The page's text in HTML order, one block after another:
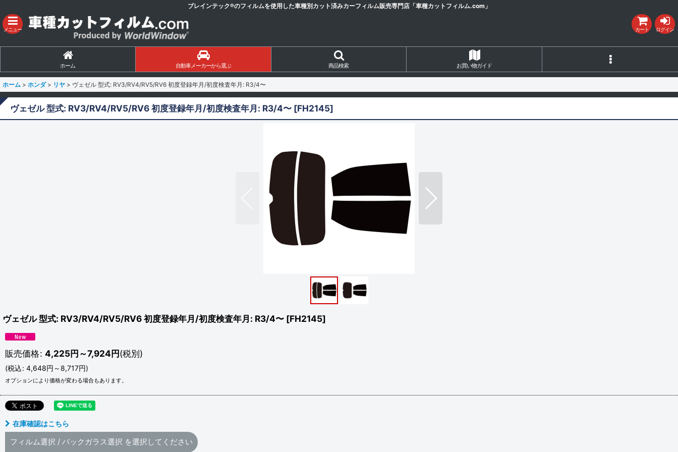
ブレインテック®のフィルムを使用した車種別カット済みカーフィルム販売専門店「車種カットフィルム.com」
メニュー カート ログイン
ホーム 自動車メーカーから選ぶ 商品検索 お買い物ガイド
ホーム > ホンダ > リヤ > ヴェゼル 型式: RV3/RV4/RV5/RV6 初度登録年月/初度検査年月: R3/4〜
ヴェゼル 型式: RV3/RV4/RV5/RV6 初度登録年月/初度検査年月: R3/4〜 [FH2145]
ヴェゼル 型式: RV3/RV4/RV5/RV6 初度登録年月/初度検査年月: R3/4〜 [FH2145]
販売価格: 4,225円～7,924円(税別)
(税込: 4,648円 ～8,717円)
オプションにより価格が変わる場合もあります。
在庫確認はこちら
フィルム選択 / バックガラス選択 を選択してください